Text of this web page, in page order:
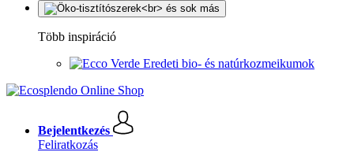
Több inspiráció
Eredeti bio- és natúrkozmeikumok
Bejelentkezés
Feliratkozás